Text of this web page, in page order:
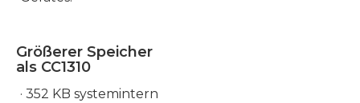
Größerer Speicher
als CC1310
· 352 KB systemintern